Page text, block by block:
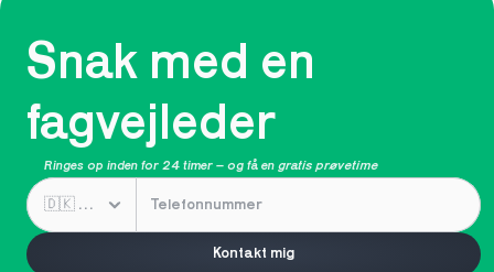
Snak med en
fagvejleder
Ringes op inden for 24 timer – og få en gratis prøvetime
Kontakt mig